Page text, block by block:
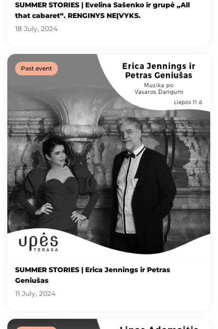
SUMMER STORIES | Evelina Sašenko ir grupė „All
that cabaret“. RENGINYS NEĮVYKS.
18 July, 2024
Past event
SUMMER STORIES | Erica Jennings ir Petras
Geniušas
11 July, 2024